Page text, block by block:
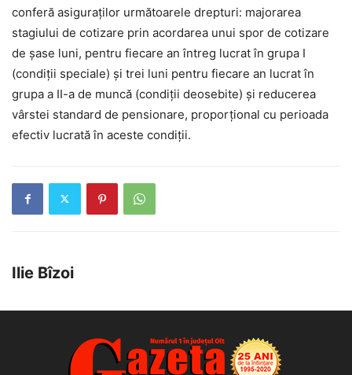
conferă asiguraţilor următoarele drepturi: majorarea
stagiului de cotizare prin acordarea unui spor de cotizare
de şase luni, pentru fiecare an întreg lucrat în grupa I
(condiţii speciale) şi trei luni pentru fiecare an lucrat în
grupa a II-a de muncă (condiţii deosebite) şi reducerea
vârstei standard de pensionare, proporţional cu perioada
efectiv lucrată în aceste condiţii.
Ilie Bîzoi